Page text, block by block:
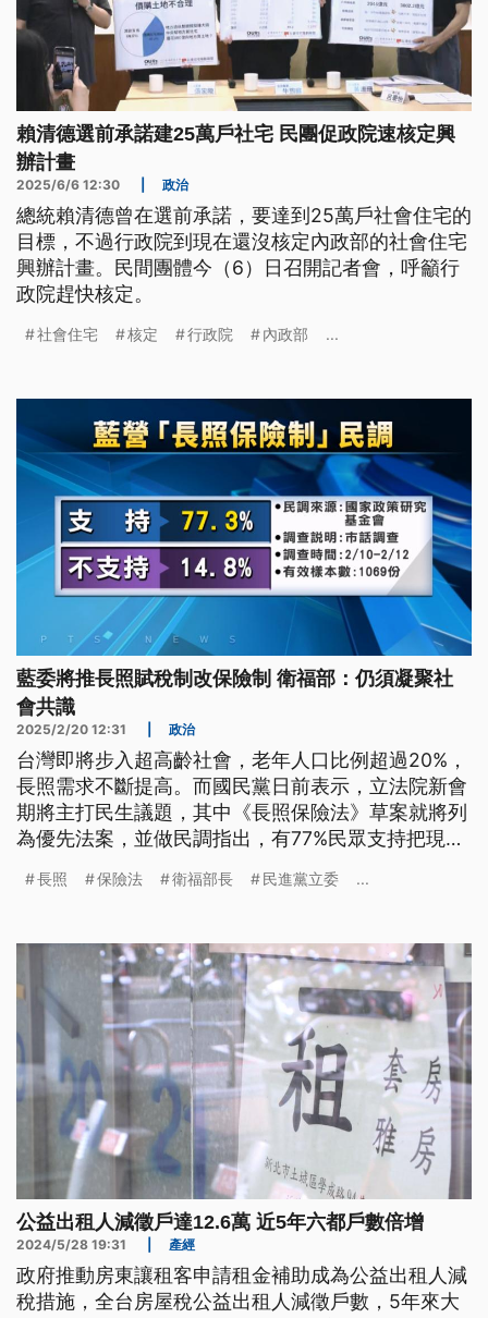
賴清德選前承諾建25萬戶社宅 民團促政院速核定興
辦計畫
2025/6/6 12:30 政治
總統賴清德曾在選前承諾，要達到25萬戶社會住宅的
目標，不過行政院到現在還沒核定內政部的社會住宅
興辦計畫。民間團體今（6）日召開記者會，呼籲行
政院趕快核定。
社會住宅 核定 行政院 內政部 ...
藍委將推長照賦稅制改保險制 衛福部：仍須凝聚社
會共識
2025/2/20 12:31 政治
台灣即將步入超高齡社會，老年人口比例超過20%，
長照需求不斷提高。而國民黨日前表示，立法院新會
期將主打民生議題，其中《長照保險法》草案就將列
為優先法案，並做民調指出，有77%民眾支持把現有
司指出，推動長照保險需要凝聚社會共識，目前還在
長照 保險法 衛福部長 民進黨立委 ...
公益出租人減徵戶達12.6萬 近5年六都戶數倍增
2024/5/28 19:31 產經
政府推動房東讓租客申請租金補助成為公益出租人減
稅措施，全台房屋稅公益出租人減徵戶數，5年來大